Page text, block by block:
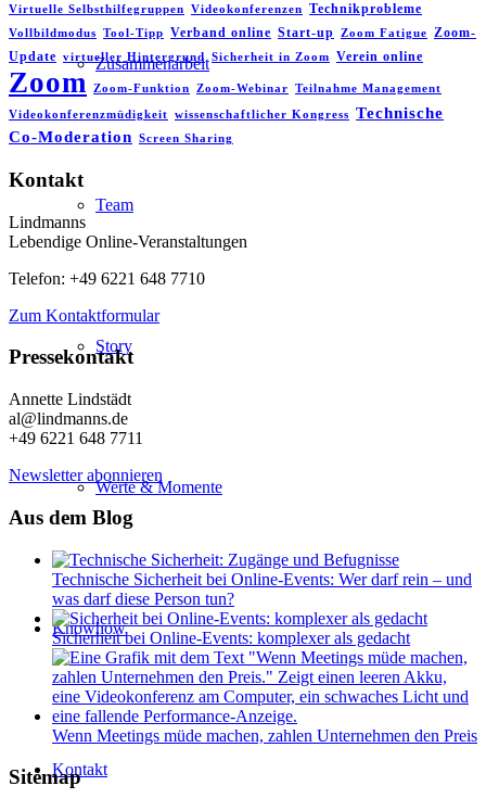
Zusammenarbeit
Team
Story
Werte & Momente
Knowhow
Kontakt
Virtuelle Selbsthilfegruppen
Videokonferenzen Technikprobleme
Vollbildmodus Tool-Tipp Verband online Start-up Zoom Fatigue
Zoom-
Update
virtueller Hintergrund Sicherheit in Zoom Verein online
Zoom Zoom-Funktion Zoom-Webinar Teilnahme Management
Videokonferenzmüdigkeit wissenschaftlicher Kongress
Technische
Co-Moderation
Screen Sharing
Kontakt
Lindmanns
Lebendige Online-Veranstaltungen
Telefon: +49 6221 648 7710
Zum Kontaktformular
Pressekontakt
Annette Lindstädt
al@lindmanns.de
+49 6221 648 7711
Newsletter abonnieren
Aus dem Blog
Technische Sicherheit bei Online-Events: Wer darf rein – und
was darf diese Person tun?
Sicherheit bei Online-Events: komplexer als gedacht
Wenn Meetings müde machen, zahlen Unternehmen den Preis
Sitemap